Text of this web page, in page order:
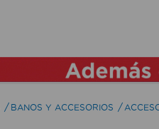
BANOS Y ACCESORIOS